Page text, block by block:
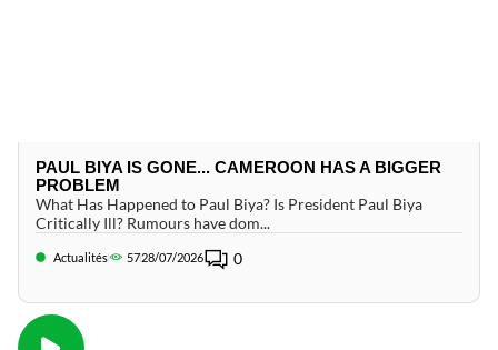
PAUL BIYA IS GONE... CAMEROON HAS A BIGGER
PROBLEM
What Has Happened to Paul Biya? Is President Paul Biya
Critically Ill? Rumours have dom...
Actualités 5728/07/2026 0